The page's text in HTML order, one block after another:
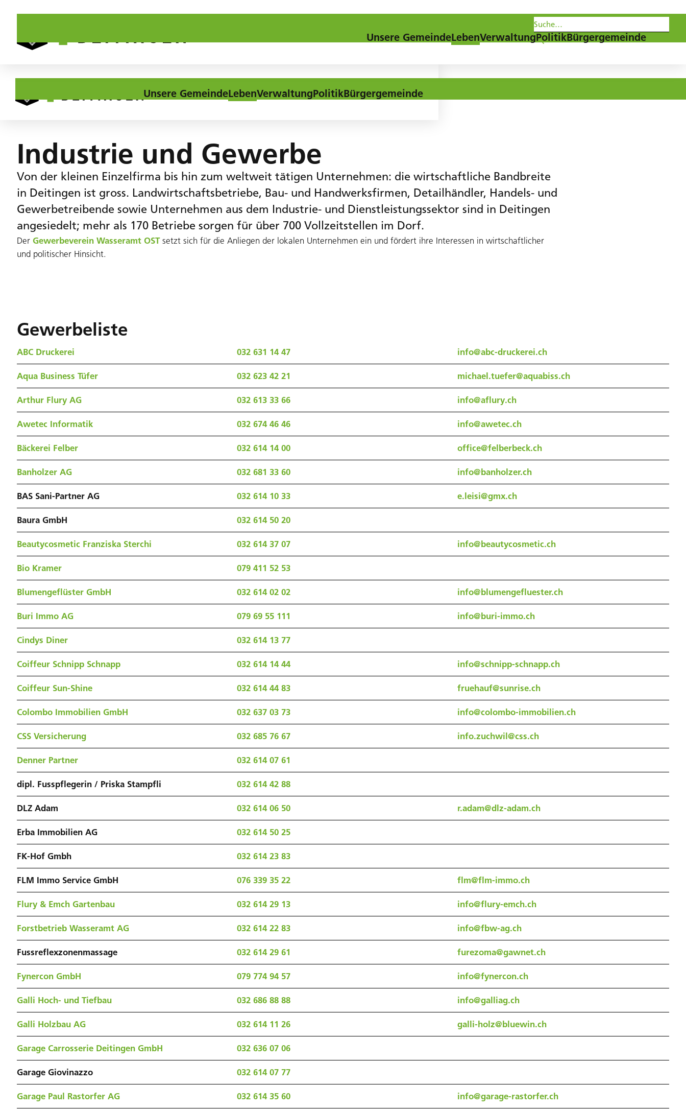
Unsere GemeindeLebenVerwaltungPolitikBürgergemeinde
Unsere GemeindeLebenVerwaltungPolitikBürgergemeinde
Industrie und Gewerbe
Von der kleinen Einzelfirma bis hin zum weltweit tätigen Unternehmen: die wirtschaftliche Bandbreite
in Deitingen ist gross. Landwirtschaftsbetriebe, Bau- und Handwerksfirmen, Detailhändler, Handels- und
Gewerbetreibende sowie Unternehmen aus dem Industrie- und Dienstleistungssektor sind in Deitingen
angesiedelt; mehr als 170 Betriebe sorgen für über 700 Vollzeitstellen im Dorf.
Der Gewerbeverein Wasseramt OSTsetzt sich für die Anliegen der lokalen Unternehmen ein und fördert ihre Interessen in wirtschaftlicher
und politischer Hinsicht.
Gewerbeliste
ABC Druckerei 032 631 14 47 info@abc-druckerei.ch
Aqua Business Tüfer 032 623 42 21 michael.tuefer@aquabiss.ch
Arthur Flury AG 032 613 33 66 info@aflury.ch
Awetec Informatik 032 674 46 46 info@awetec.ch
Bäckerei Felber 032 614 14 00 office@felberbeck.ch
Banholzer AG 032 681 33 60 info@banholzer.ch
BAS Sani-Partner AG 032 614 10 33 e.leisi@gmx.ch
Baura GmbH 032 614 50 20
Beautycosmetic Franziska Sterchi 032 614 37 07 info@beautycosmetic.ch
Bio Kramer 079 411 52 53
Blumengeflüster GmbH 032 614 02 02 info@blumengefluester.ch
Buri Immo AG 079 69 55 111 info@buri-immo.ch
Cindys Diner 032 614 13 77
Coiffeur Schnipp Schnapp 032 614 14 44 info@schnipp-schnapp.ch
Coiffeur Sun-Shine 032 614 44 83 fruehauf@sunrise.ch
Colombo Immobilien GmbH 032 637 03 73 info@colombo-immobilien.ch
CSS Versicherung 032 685 76 67 info.zuchwil@css.ch
Denner Partner 032 614 07 61
dipl. Fusspflegerin / Priska Stampfli 032 614 42 88
DLZ Adam 032 614 06 50 r.adam@dlz-adam.ch
Erba Immobilien AG 032 614 50 25
FK-Hof Gmbh 032 614 23 83
FLM Immo Service GmbH 076 339 35 22 flm@flm-immo.ch
Flury & Emch Gartenbau 032 614 29 13 info@flury-emch.ch
Forstbetrieb Wasseramt AG 032 614 22 83 info@fbw-ag.ch
Fussreflexzonenmassage 032 614 29 61 furezoma@gawnet.ch
Fynercon GmbH 079 774 94 57 info@fynercon.ch
Galli Hoch- und Tiefbau 032 686 88 88 info@galliag.ch
Galli Holzbau AG 032 614 11 26 galli-holz@bluewin.ch
Garage Carrosserie Deitingen GmbH 032 636 07 06
Garage Giovinazzo 032 614 07 77
Garage Paul Rastorfer AG 032 614 35 60 info@garage-rastorfer.ch